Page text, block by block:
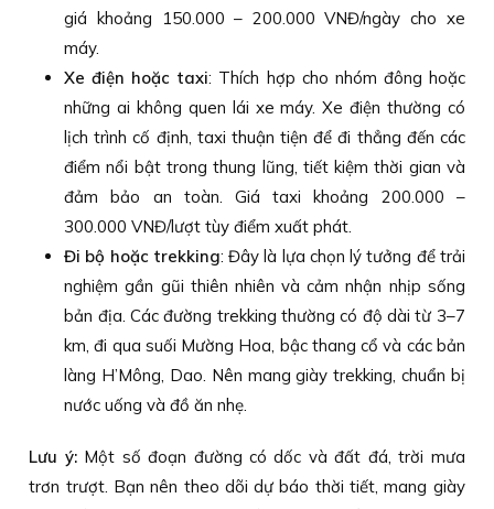
giá khoảng 150.000 – 200.000 VNĐ/ngày cho xe
máy.
Xe điện hoặc taxi: Thích hợp cho nhóm đông hoặc
những ai không quen lái xe máy. Xe điện thường có
lịch trình cố định, taxi thuận tiện để đi thẳng đến các
điểm nổi bật trong thung lũng, tiết kiệm thời gian và
đảm bảo an toàn. Giá taxi khoảng 200.000 –
300.000 VNĐ/lượt tùy điểm xuất phát.
Đi bộ hoặc trekking: Đây là lựa chọn lý tưởng để trải
nghiệm gần gũi thiên nhiên và cảm nhận nhịp sống
bản địa. Các đường trekking thường có độ dài từ 3–7
km, đi qua suối Mường Hoa, bậc thang cổ và các bản
làng H’Mông, Dao. Nên mang giày trekking, chuẩn bị
nước uống và đồ ăn nhẹ.
Lưu ý:Một số đoạn đường có dốc và đất đá, trời mưa
trơn trượt. Bạn nên theo dõi dự báo thời tiết, mang giày